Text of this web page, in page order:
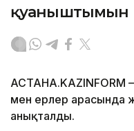
қуаныштымын
АСТАНА.KAZINFORM —
мен ерлер арасында
анықталды.